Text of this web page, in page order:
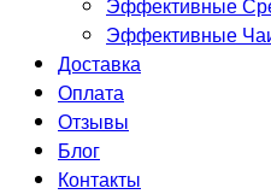
Эффективные
Доставка
Оплата
Отзывы
Блог
Контакты